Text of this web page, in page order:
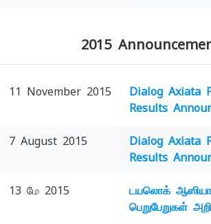
2015
11 November 2015
Dialog Axiata
Results
7 August 2015
Dialog Axiata
Results
13 மே 2015
டயலொக்
பெறுபேறுகள்